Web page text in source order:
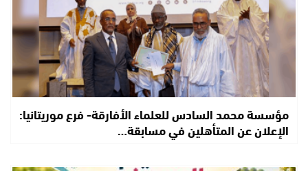
مؤسسة محمد السادس للعلماء الأفارقة- فرع موريتانيا:
الإعلان عن المتأهلين في مسابقة…